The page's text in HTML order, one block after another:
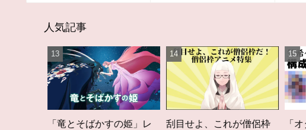
人気記事
かすの姫」レ
刮目せよ、これが僧侶枠
「オタク歴２０年の私を